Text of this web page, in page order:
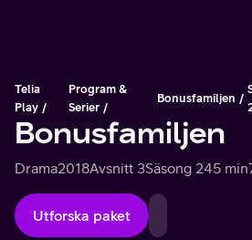
Telia
Play
Program &
Serier
Bonusfamiljen
Bonusfamiljen
Drama2018Avsnitt 3Säsong 245 min
Utforska paket